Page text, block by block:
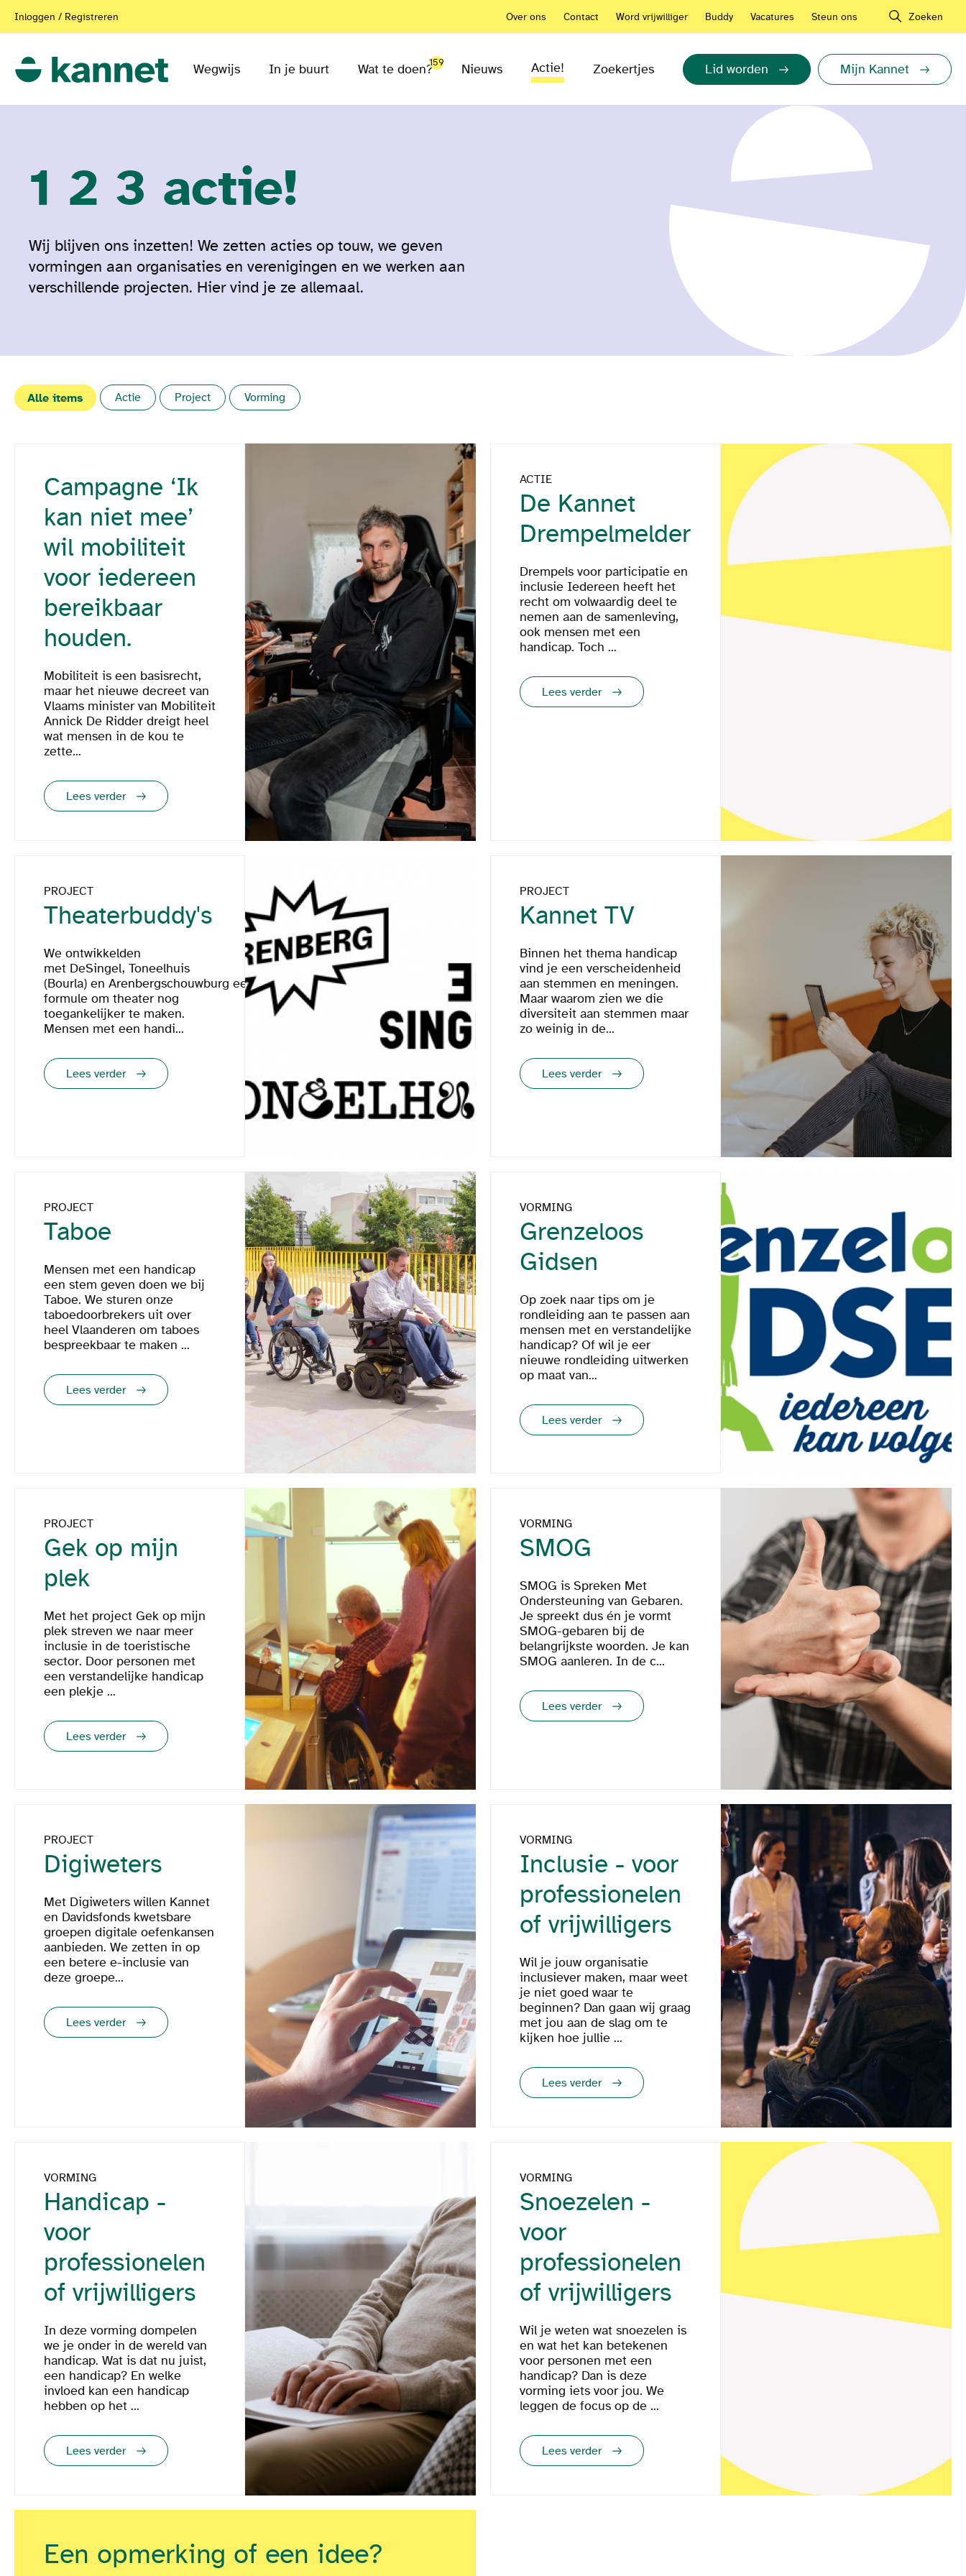
Inloggen / Registreren Over ons Contact Word vrijwilliger Buddy Vacatures Steun ons Zoeken
Wegwijs In je buurt Wat te doen?159 Nieuws Actie! Zoekertjes Lid worden Mijn Kannet
1 2 3 actie!
Wij blijven ons inzetten! We zetten acties op touw, we geven
vormingen aan organisaties en verenigingen en we werken aan
verschillende projecten. Hier vind je ze allemaal.
Alle items Actie Project Vorming
Campagne ‘Ik
kan niet mee’
wil mobiliteit
voor iedereen
bereikbaar
houden.
Mobiliteit is een basisrecht,
maar het nieuwe decreet van
Vlaams minister van Mobiliteit
Annick De Ridder dreigt heel
wat mensen in de kou te
zette...
Lees verder
ACTIE
De Kannet
Drempelmelder
Drempels voor participatie en
inclusie Iedereen heeft het
recht om volwaardig deel te
nemen aan de samenleving,
ook mensen met een
handicap. Toch ...
Lees verder
PROJECT
Theaterbuddy's
We ontwikkelden
met DeSingel, Toneelhuis
(Bourla) en Arenbergschouwburg een
formule om theater nog
toegankelijker te maken.
Mensen met een handi...
Lees verder
PROJECT
Kannet TV
Binnen het thema handicap
vind je een verscheidenheid
aan stemmen en meningen.
Maar waarom zien we die
diversiteit aan stemmen maar
zo weinig in de...
Lees verder
PROJECT
Taboe
Mensen met een handicap
een stem geven doen we bij
Taboe. We sturen onze
taboedoorbrekers uit over
heel Vlaanderen om taboes
bespreekbaar te maken ...
Lees verder
VORMING
Grenzeloos
Gidsen
Op zoek naar tips om je
rondleiding aan te passen aan
mensen met en verstandelijke
handicap? Of wil je eer
nieuwe rondleiding uitwerken
op maat van...
Lees verder
PROJECT
Gek op mijn
plek
Met het project Gek op mijn
plek streven we naar meer
inclusie in de toeristische
sector. Door personen met
een verstandelijke handicap
een plekje ...
Lees verder
VORMING
SMOG
SMOG is Spreken Met
Ondersteuning van Gebaren.
Je spreekt dus én je vormt
SMOG-gebaren bij de
belangrijkste woorden. Je kan
SMOG aanleren. In de c...
Lees verder
PROJECT
Digiweters
Met Digiweters willen Kannet
en Davidsfonds kwetsbare
groepen digitale oefenkansen
aanbieden. We zetten in op
een betere e-inclusie van
deze groepe...
Lees verder
VORMING
Inclusie - voor
professionelen
of vrijwilligers
Wil je jouw organisatie
inclusiever maken, maar weet
je niet goed waar te
beginnen? Dan gaan wij graag
met jou aan de slag om te
kijken hoe jullie ...
Lees verder
VORMING
Handicap -
voor
professionelen
of vrijwilligers
In deze vorming dompelen
we je onder in de wereld van
handicap. Wat is dat nu juist,
een handicap? En welke
invloed kan een handicap
hebben op het ...
Lees verder
VORMING
Snoezelen -
voor
professionelen
of vrijwilligers
Wil je weten wat snoezelen is
en wat het kan betekenen
voor personen met een
handicap? Dan is deze
vorming iets voor jou. We
leggen de focus op de ...
Lees verder
Een opmerking of een idee?